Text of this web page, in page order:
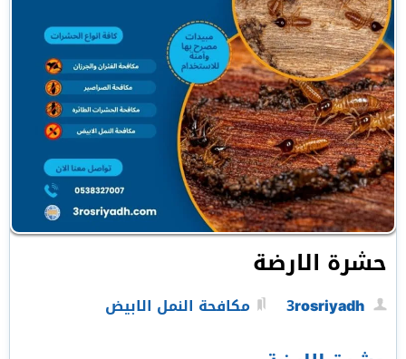
حشرة الارضة
3rosriyadh مكافحة النمل الابيض